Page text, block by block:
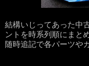
結構いじってあった中
ントを時系列順にまと
随時追記で各パーツや